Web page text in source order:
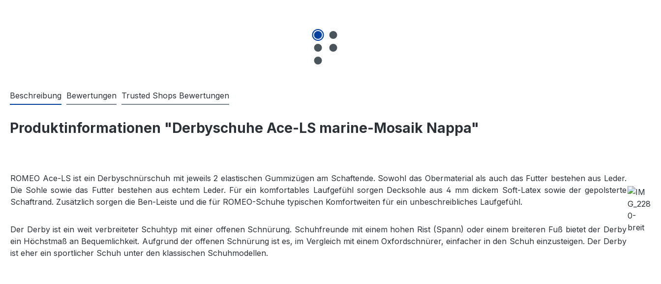
Beschreibung Bewertungen Trusted Shops Bewertungen
Produktinformationen "Derbyschuhe Ace-LS marine-Mosaik Nappa"
ROMEO Ace-LS ist ein Derbyschnürschuh mit jeweils 2 elastischen Gummizügen am Schaftende. Sowohl das Obermaterial als auch das Futter bestehen aus Leder.
Die Sohle sowie das Futter bestehen aus echtem Leder. Für ein komfortables Laufgefühl sorgen Decksohle aus 4 mm dickem Soft-Latex sowie der gepolsterte
Schaftrand. Zusätzlich sorgen die Ben-Leiste und die für ROMEO-Schuhe typischen Komfortweiten für ein unbeschreibliches Laufgefühl.
Der Derby ist ein weit verbreiteter Schuhtyp mit einer offenen Schnürung. Schuhfreunde mit einem hohen Rist (Spann) oder einem breiteren Fuß bietet der Derby
ein Höchstmaß an Bequemlichkeit. Aufgrund der offenen Schnürung ist es, im Vergleich mit einem Oxfordschnürer, einfacher in den Schuh einzusteigen. Der Derby
ist eher ein sportlicher Schuh unter den klassischen Schuhmodellen.